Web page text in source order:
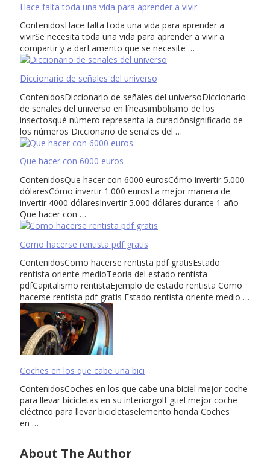
Hace falta toda una vida para aprender a vivir
ContenidosHace falta toda una vida para aprender a
vivirSe necesita toda una vida para aprender a vivir a
compartir y a darLamento que se necesite …
Diccionario de señales del universo
ContenidosDiccionario de señales del universoDiccionario
de señales del universo en líneasimbolismo de los
insectosqué número representa la curaciónsignificado de
los números Diccionario de señales del …
Que hacer con 6000 euros
ContenidosQue hacer con 6000 eurosCómo invertir 5.000
dólaresCómo invertir 1.000 eurosLa mejor manera de
invertir 4000 dólaresInvertir 5.000 dólares durante 1 año
Que hacer con …
Como hacerse rentista pdf gratis
ContenidosComo hacerse rentista pdf gratisEstado
rentista oriente medioTeoría del estado rentista
pdfCapitalismo rentistaEjemplo de estado rentista Como
hacerse rentista pdf gratis Estado rentista oriente medio …
Coches en los que cabe una bici
ContenidosCoches en los que cabe una biciel mejor coche
para llevar bicicletas en su interiorgolf gtiel mejor coche
eléctrico para llevar bicicletaselemento honda Coches
en …
About The Author